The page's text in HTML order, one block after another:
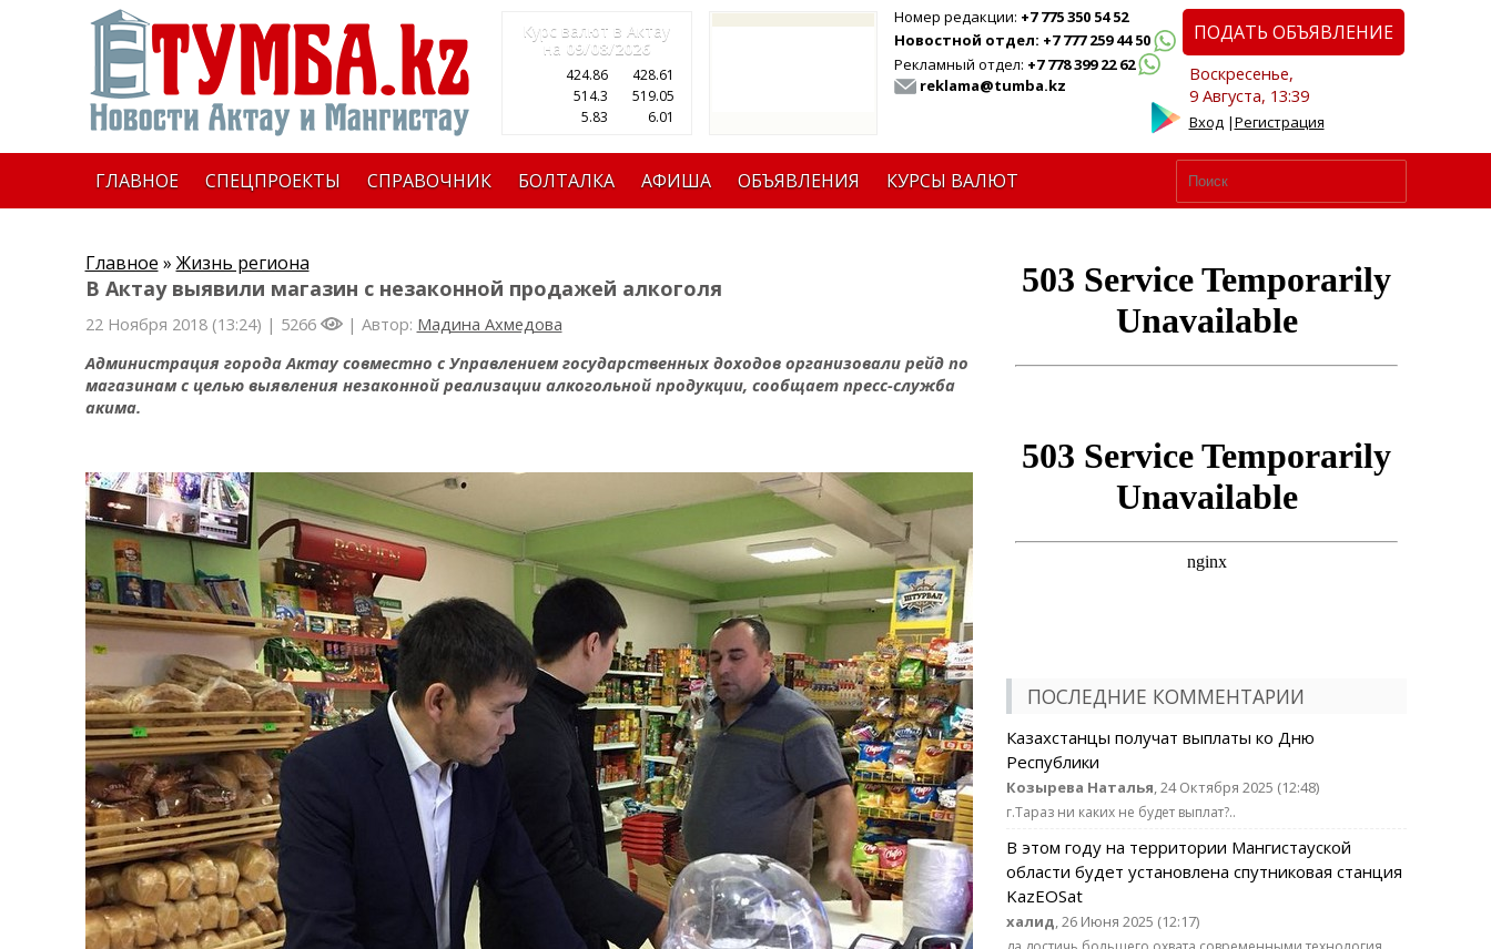
Курс валют в Актау
на 09/08/2026
424.86
428.61
514.3
519.05
5.83
6.01
Номер редакции: +7 775 350 54 52
Новостной отдел: +7 777 259 44 50
Рекламный отдел: +7 778 399 22 62
reklama@tumba.kz
ПОДАТЬ ОБЪЯВЛЕНИЕ
Воскресенье,
9 Августа, 13:39
Вход|Регистрация
ГЛАВНОЕ СПЕЦПРОЕКТЫ СПРАВОЧНИК БОЛТАЛКА АФИША ОБЪЯВЛЕНИЯ КУРСЫ ВАЛЮТ
Главное » Жизнь региона
В Актау выявили магазин с незаконной продажей алкоголя
22 Ноября 2018 (13:24) | 5266 | Автор: Мадина Ахмедова
Администрация города Актау совместно с Управлением государственных доходов организовали рейд по
магазинам с целью выявления незаконной реализации алкогольной продукции, сообщает пресс-служба
акима.
ПОСЛЕДНИЕ КОММЕНТАРИИ
Казахстанцы получат выплаты ко Дню
Республики
Козырева Наталья, 24 Октября 2025 (12:48)
г.Тараз ни каких не будет выплат?..
В этом году на территории Мангистауской
области будет установлена спутниковая станция
KazEOSat
халид, 26 Июня 2025 (12:17)